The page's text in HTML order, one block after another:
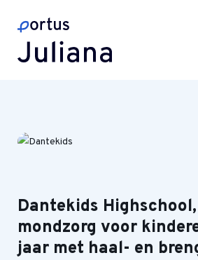
Dantekids
mondzorg voor
jaar met haal- en